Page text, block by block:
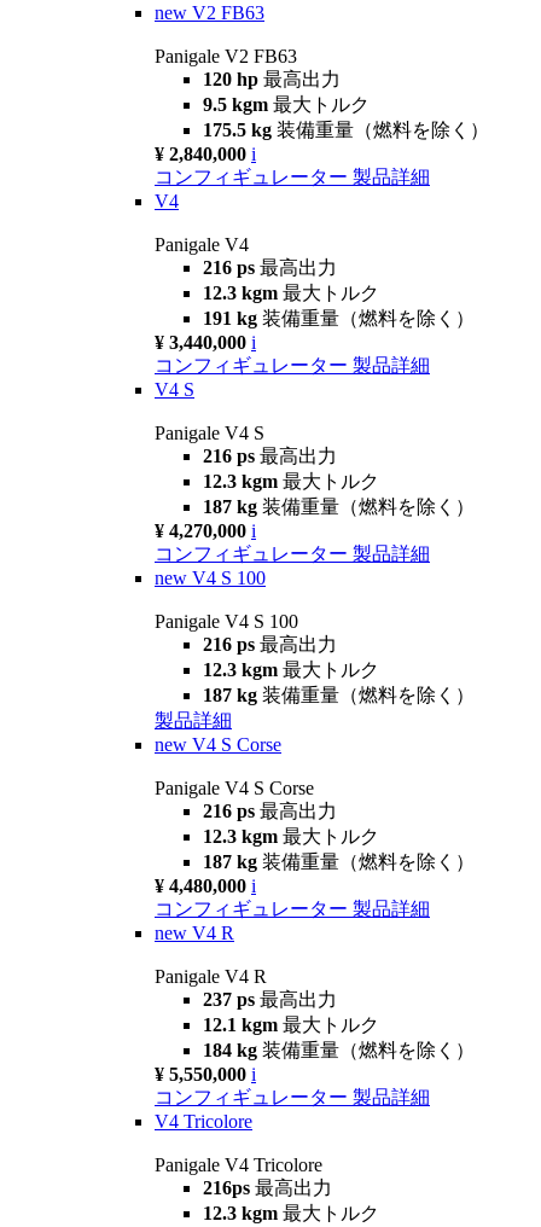
new V2 FB63
Panigale V2 FB63
120 hp 最高出力
9.5 kgm 最大トルク
175.5 kg 装備重量（燃料を除く）
¥ 2,840,000 i
コンフィギュレーター 製品詳細
V4
Panigale V4
216 ps 最高出力
12.3 kgm 最大トルク
191 kg 装備重量（燃料を除く）
¥ 3,440,000 i
コンフィギュレーター 製品詳細
V4 S
Panigale V4 S
216 ps 最高出力
12.3 kgm 最大トルク
187 kg 装備重量（燃料を除く）
¥ 4,270,000 i
コンフィギュレーター 製品詳細
new V4 S 100
Panigale V4 S 100
216 ps 最高出力
12.3 kgm 最大トルク
187 kg 装備重量（燃料を除く）
製品詳細
new V4 S Corse
Panigale V4 S Corse
216 ps 最高出力
12.3 kgm 最大トルク
187 kg 装備重量（燃料を除く）
¥ 4,480,000 i
コンフィギュレーター 製品詳細
new V4 R
Panigale V4 R
237 ps 最高出力
12.1 kgm 最大トルク
184 kg 装備重量（燃料を除く）
¥ 5,550,000 i
コンフィギュレーター 製品詳細
V4 Tricolore
Panigale V4 Tricolore
216ps 最高出力
12.3 kgm 最大トルク